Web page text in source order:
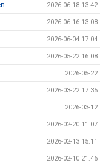
2026-06-18 13:42
2026-06-16 13:08
2026-06-04 17:04
2026-05-22 16:08
2026-05-22
2026-03-22 17:35
2026-03-12
2026-02-20 11:07
2026-02-13 15:11
2026-02-10 21:46